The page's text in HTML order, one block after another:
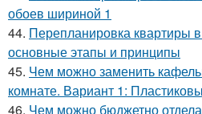
обоев шириной 1
44. Перепланировка квартиры
основные этапы и принципы
45. Чем можно заменить
комнате. Вариант 1:
46. Чем можно бюджетно